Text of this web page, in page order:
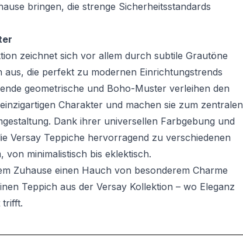
bringen, die strenge Sicherheitsstandards
zeichnet sich vor allem durch subtile Grautöne
aus, die perfekt zu modernen Einrichtungstrends
geometrische und Boho-Muster verleihen den
Charakter und machen sie zum zentralen
Dank ihrer universellen Farbgebung und
Versay Teppiche hervorragend zu verschiedenen
von minimalistisch bis eklektisch.
Zuhause einen Hauch von besonderem Charme
Teppich aus der Versay Kollektion – wo Eleganz
trifft.